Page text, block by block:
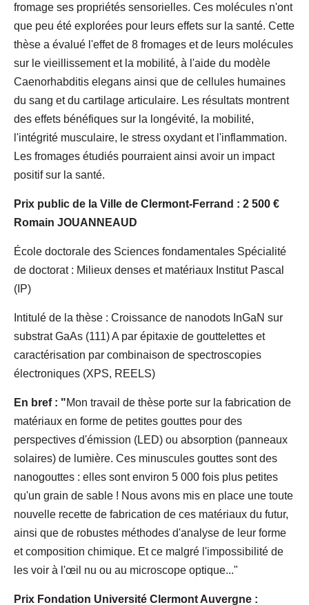
fromage ses propriétés sensorielles. Ces molécules n'ont
que peu été explorées pour leurs effets sur la santé. Cette
thèse a évalué l'effet de 8 fromages et de leurs molécules
sur le vieillissement et la mobilité, à l'aide du modèle
Caenorhabditis elegans ainsi que de cellules humaines
du sang et du cartilage articulaire. Les résultats montrent
des effets bénéfiques sur la longévité, la mobilité,
l'intégrité musculaire, le stress oxydant et l'inflammation.
Les fromages étudiés pourraient ainsi avoir un impact
positif sur la santé.
Prix public de la Ville de Clermont-Ferrand : 2 500 €
Romain JOUANNEAUD
École doctorale des Sciences fondamentales Spécialité
de doctorat : Milieux denses et matériaux Institut Pascal
(IP)
Intitulé de la thèse : Croissance de nanodots InGaN sur
substrat GaAs (111) A par épitaxie de gouttelettes et
caractérisation par combinaison de spectroscopies
électroniques (XPS, REELS)
En bref : "Mon travail de thèse porte sur la fabrication de
matériaux en forme de petites gouttes pour des
perspectives d'émission (LED) ou absorption (panneaux
solaires) de lumière. Ces minuscules gouttes sont des
nanogouttes : elles sont environ 5 000 fois plus petites
qu'un grain de sable ! Nous avons mis en place une toute
nouvelle recette de fabrication de ces matériaux du futur,
ainsi que de robustes méthodes d'analyse de leur forme
et composition chimique. Et ce malgré l'impossibilité de
les voir à l'œil nu ou au microscope optique..."
Prix Fondation Université Clermont Auvergne :